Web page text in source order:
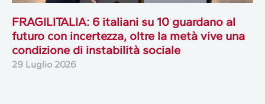
FRAGILITALIA: 6 italiani su 10 guardano al
futuro con incertezza, oltre la metà vive una
condizione di instabilità sociale
29 Luglio 2026